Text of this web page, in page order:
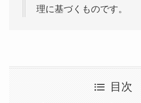
理に基づくものです。
目次